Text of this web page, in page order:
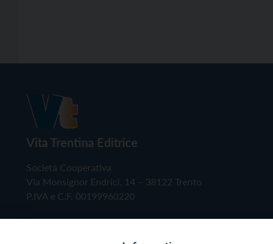
Vita Trentina Editrice
Società Cooperativa
Via Monsignor Endrici, 14 – 38122 Trento
P.IVA e C.F. 00199960220